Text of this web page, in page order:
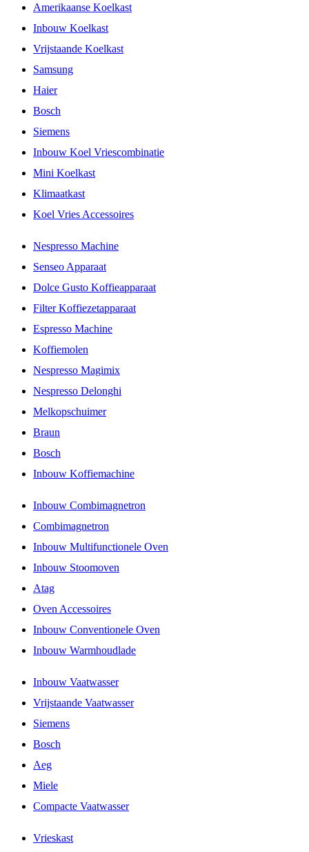
Amerikaanse Koelkast
Inbouw Koelkast
Vrijstaande Koelkast
Samsung
Haier
Bosch
Siemens
Inbouw Koel Vriescombinatie
Mini Koelkast
Klimaatkast
Koel Vries Accessoires
Nespresso Machine
Senseo Apparaat
Dolce Gusto Koffieapparaat
Filter Koffiezetapparaat
Espresso Machine
Koffiemolen
Nespresso Magimix
Nespresso Delonghi
Melkopschuimer
Braun
Bosch
Inbouw Koffiemachine
Inbouw Combimagnetron
Combimagnetron
Inbouw Multifunctionele Oven
Inbouw Stoomoven
Atag
Oven Accessoires
Inbouw Conventionele Oven
Inbouw Warmhoudlade
Inbouw Vaatwasser
Vrijstaande Vaatwasser
Siemens
Bosch
Aeg
Miele
Compacte Vaatwasser
Vrieskast